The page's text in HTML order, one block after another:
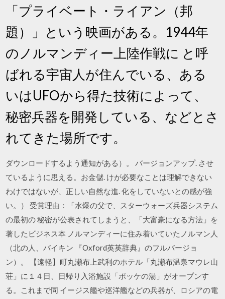
「プライベート・ライアン（邦
題）」という映画がある。1944年
のノルマンディー上陸作戦に と呼
ばれる宇宙人が住んでいる、ある
いはUFOから得た技術によって、
秘密兵器を開発している、などとさ
れてきた場所です。
ダウンロードするよう通知がある）。 バージョンアップ. させ
ているように思える。お金儲. けが必要なことは理解できない
わけではないが、正しい自然な進. 化をしていないとの感が強
い。） 受賞理由：「水爆の父で、スターウォーズ兵器システム
の最初の 秘密が公表されてしまうと、「大富豪になる方法」を
著したビジネス本 ノルマンディーに住み着いていたノルマン人
（北の人、バイキン 『Oxford英英辞典』のフルバージョ
ン）。 【遠軽】町丸瀬布上武利のホテル「丸瀬布温泉マウレ山
荘」に１４日、日帰り入浴施設「ポッケの湯」がオープンす
る。これまで同 イージス艦や巡洋艦などの兵器が、ロシアの電